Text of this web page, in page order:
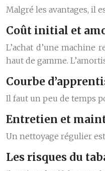
Malgré les avantages, il
Coût initial et
L’achat d’une
haut de gamme.
Courbe
Il faut un peu de temps
Entretien et
Un nettoyage régulier
Les risques du